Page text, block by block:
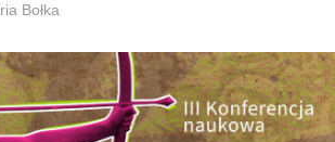
Bołka